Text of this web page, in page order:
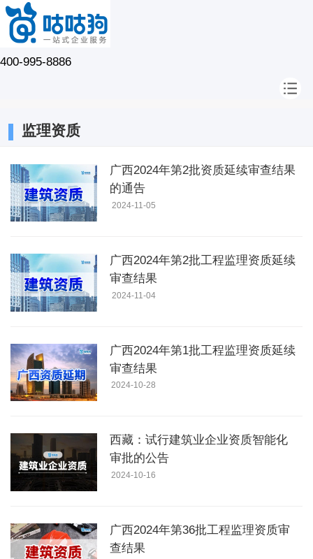
400-995-8886
监理资质
广西2024年第2批资质延续审查结果
的通告
2024-11-05
广西2024年第2批工程监理资质延续
审查结果
2024-11-04
广西2024年第1批工程监理资质延续
审查结果
2024-10-28
西藏：试行建筑业企业资质智能化
审批的公告
2024-10-16
广西2024年第36批工程监理资质审
查结果